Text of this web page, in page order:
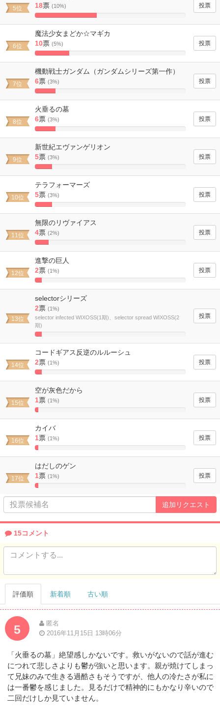
5位
18票 (10%)
40.909090909091%
6位
魔法少女まどか☆マギカ
10票 (5%)
22.727272727273%
7位
機動戦士ガンダム（ガンダムシリーズ第一作）
6票 (3%)
13.636363636364%
8位
火垂るの墓
6票 (3%)
13.636363636364%
9位
新世紀エヴァンゲリオン
5票 (3%)
11.363636363636%
10位
テラフォーマーズ
5票 (3%)
11.363636363636%
11位
無限のリヴァイアス
4票 (2%)
9.0909090909091%
12位
進撃の巨人
2票 (1%)
4.5454545454545%
13位
selectorシリーズ
2票 (1%)
selector infected WIXOSS(1期)、selector spread WIXOSS(2
期)
4.5454545454545%
14位
コードギアス反逆のルルーシュ
2票 (1%)
4.5454545454545%
15位
空が灰色だから
1票 (1%)
2.2727272727273%
16位
カイバ
1票 (1%)
2.2727272727273%
17位
はだしのゲン
1票 (1%)
2.2727272727273%
Complete
15コメント
評価順 新着順 古い順
5
匿名
2016年11月15日 13時06分
「火垂るの墓」絶望感しかないです。救いがないので話が進む
につれて悲しさよりも鬱が強いと思います。親が焼けてしまっ
て兄妹のみで生きる過酷さもそうですが、他人の冷たさが私に
は一番鬱を感じました。見るだけで精神的にもかなり辛いので
二回だけしか見ていません。